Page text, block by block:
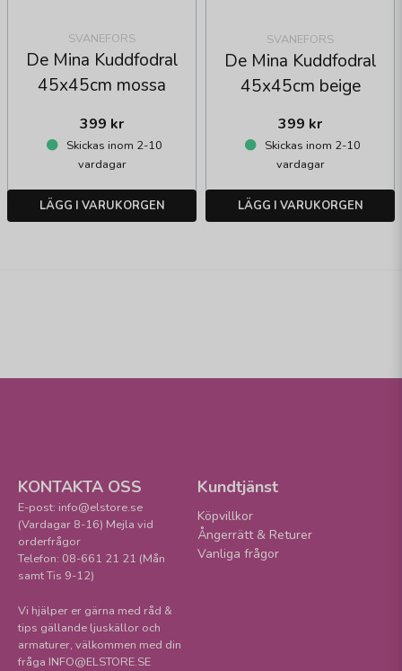
SVANEFORS
De Mina Kuddfodral
45x45cm mossa
399 kr
Skickas inom 2-10
vardagar
LÄGG I VARUKORGEN
SVANEFORS
De Mina Kuddfodral
45x45cm beige
399 kr
Skickas inom 2-10
vardagar
LÄGG I VARUKORGEN
KONTAKTA OSS
E-post: info@elstore.se
(Vardagar 8-16) Mejla vid
orderfrågor
Telefon: 08-661 21 21 (Mån
samt Tis 9-12)
Vi hjälper er gärna med råd &
tips gällande ljuskällor och
armaturer, välkommen med din
fråga INFO@ELSTORE.SE
Kundtjänst
Köpvillkor
Ångerrätt & Returer
Vanliga frågor